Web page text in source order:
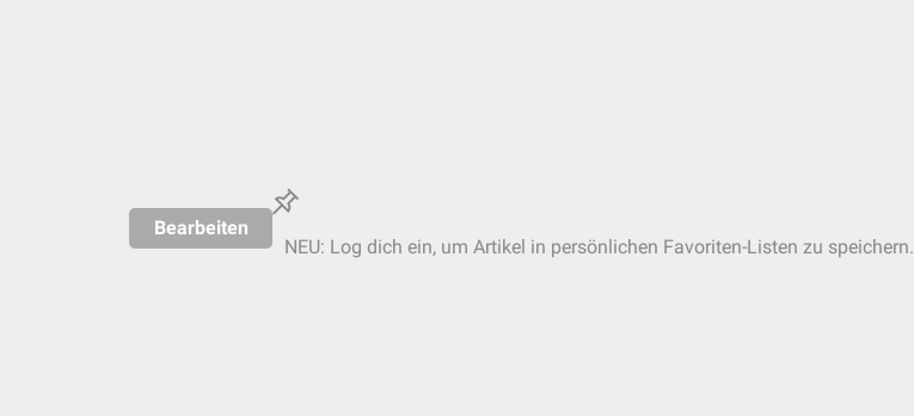
Bearbeiten
NEU: Log dich ein, um Artikel in persönlichen Favoriten-Listen zu speichern.